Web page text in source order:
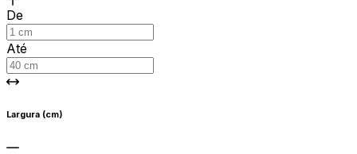
De
Até
Largura (cm)